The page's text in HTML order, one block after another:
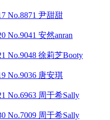
No.8871 尹甜甜
No.9041 安然anran
No.9048 徐莉芝Booty
No.9036 唐安琪
No.6963 周于希Sally
No.7009 周于希Sally